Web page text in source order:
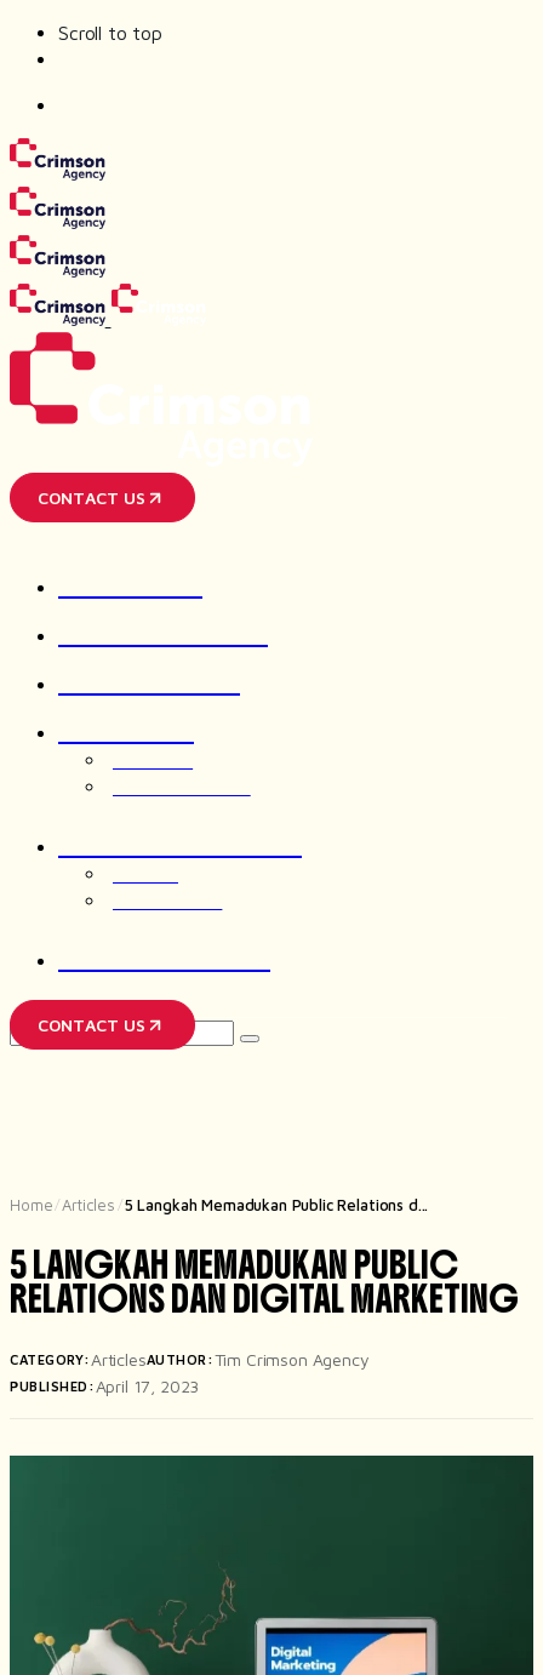
Scroll to top
Skip
content
CONTACT US
CONTACT US
Search
for
Home / Articles /5 Langkah Memadukan Public Relations d...
5 LANGKAH MEMADUKAN PUBLIC
RELATIONS DAN DIGITAL MARKETING
CATEGORY: ArticlesAUTHOR:Tim Crimson Agency
PUBLISHED: April 17, 2023